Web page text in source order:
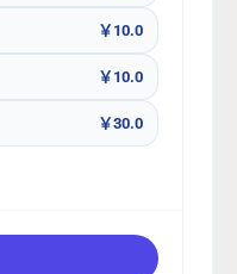
￥10.0
￥10.0
￥30.0